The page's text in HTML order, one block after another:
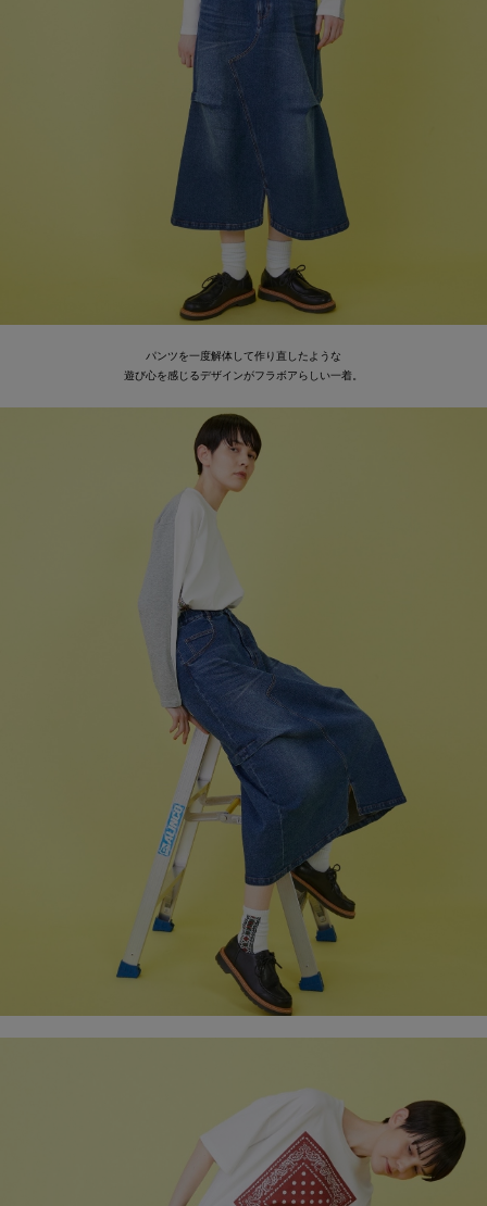
パンツを一度解体して作り直したような
遊び心を感じるデザインがフラボアらしい一着。